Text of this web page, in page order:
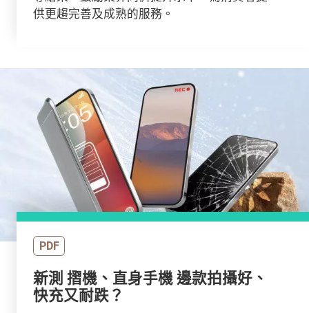
供更趨完善及成熟的服務。
PDF
新測 摺機、直身手機 邊款拍攝好、
快充又耐跌？